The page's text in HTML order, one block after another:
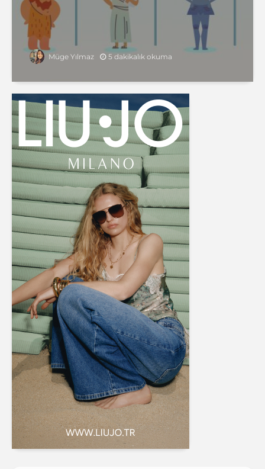
Müge Yılmaz 5 dakikalık okuma